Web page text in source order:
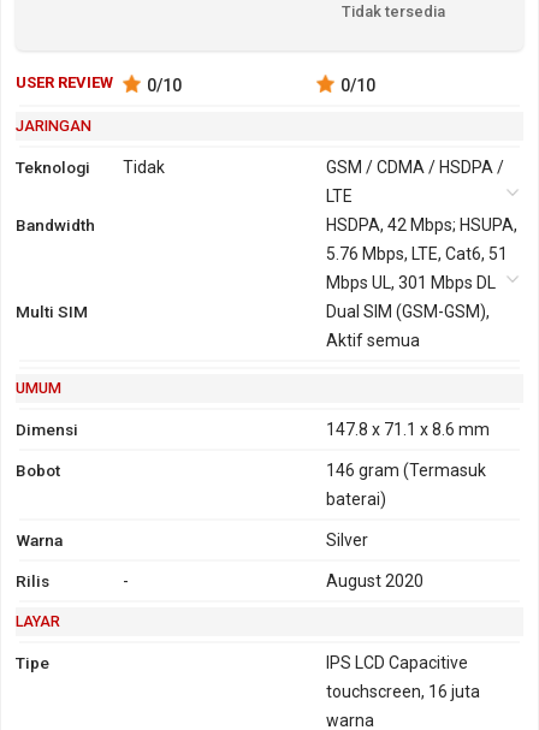
Tidak tersedia
USER REVIEW 0/10 0/10
JARINGAN
Teknologi Tidak
GSM / CDMA / HSDPA /
LTE
2G
Bandwidth
HSDPA, 42 Mbps; HSUPA,
5.76 Mbps, LTE, Cat6, 51
Mbps UL, 301 Mbps DL
Multi SIM
Dual SIM (GSM-GSM),
Aktif semua
UMUM
Dimensi 147.8 x 71.1 x 8.6 mm
Bobot 146 gram (Termasuk
baterai)
Warna Silver
Rilis - August 2020
LAYAR
Tipe
IPS LCD Capacitive
touchscreen, 16 juta
warna